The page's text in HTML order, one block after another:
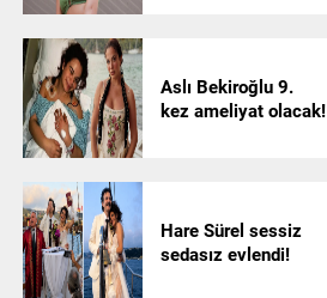
Aslı Bekiroğlu 9.
kez ameliyat olacak!
Hare Sürel sessiz
sedasız evlendi!